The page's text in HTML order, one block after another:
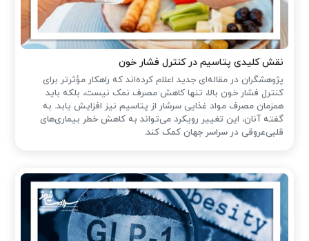
نقش کلیدی پتاسیم در کنترل فشار خون
پژوهشگران در مقاله‌ای جدید اعلام کرده‌اند که راهکار مؤثرتر برای
کنترل فشار خون بالا، تنها کاهش مصرف نمک نیست، بلکه باید
همزمان مصرف مواد غذایی سرشار از پتاسیم نیز افزایش یابد. به
گفته آنان، این تغییر رویکرد می‌تواند به کاهش خطر بیماری‌های
قلبی‌عروقی در سراسر جهان کمک کند.